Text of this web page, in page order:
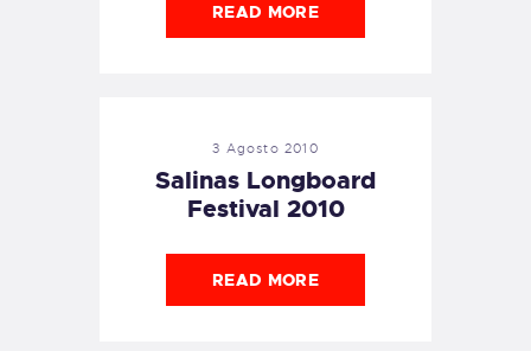
READ MORE
3 Agosto 2010
Salinas Longboard
Festival 2010
READ MORE